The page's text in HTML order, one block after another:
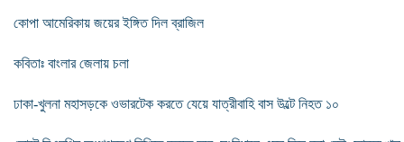
কোপা আমেরিকায় জয়ের ইঙ্গিত দিল ব্রাজিল
কবিতাঃ বাংলার জেলায় চলা
ঢাকা-খুলনা মহাসড়কে ওভারটেক করতে যেয়ে যাত্রীবাহি বাস উল্টে নিহত ১০